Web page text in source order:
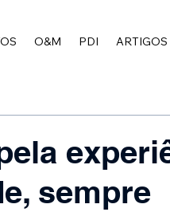
O&M PDI ARTIGOS
sempre